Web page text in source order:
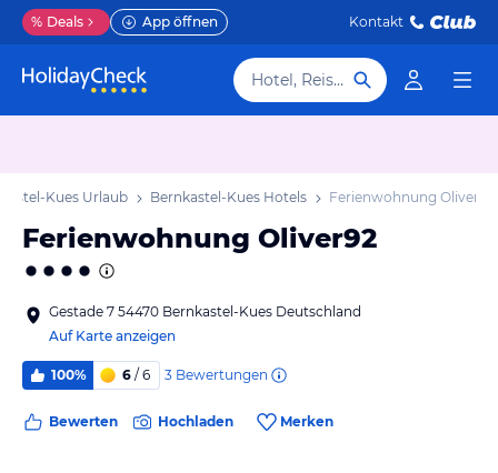
% Deals App öffnen Kontakt
Hotel, Reiseziel
Kues Urlaub Bernkastel-Kues Hotels Ferienwohnung Oliver92
Ferienwohnung Oliver92
Gestade 7 54470 Bernkastel-Kues Deutschland
Auf Karte anzeigen
100% 6 / 6 3 Bewertungen
Bewerten Hochladen Merken